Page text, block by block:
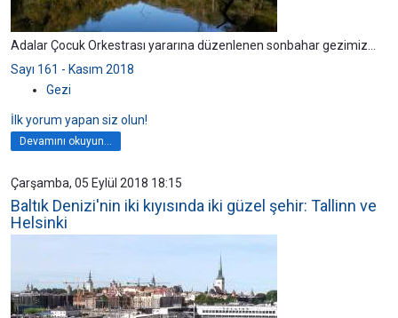
Adalar Çocuk Orkestrası yararına düzenlenen sonbahar gezimiz...
Sayı 161 - Kasım 2018
Gezi
İlk yorum yapan siz olun!
Devamını okuyun...
Çarşamba, 05 Eylül 2018 18:15
Baltık Denizi'nin iki kıyısında iki güzel şehir: Tallinn ve
Helsinki